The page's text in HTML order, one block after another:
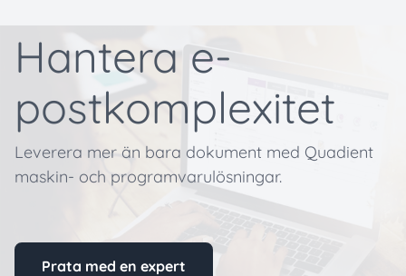
Hantera e-
postkomplexitet
Leverera mer än bara dokument med Quadient
maskin- och programvarulösningar.
Prata med en expert